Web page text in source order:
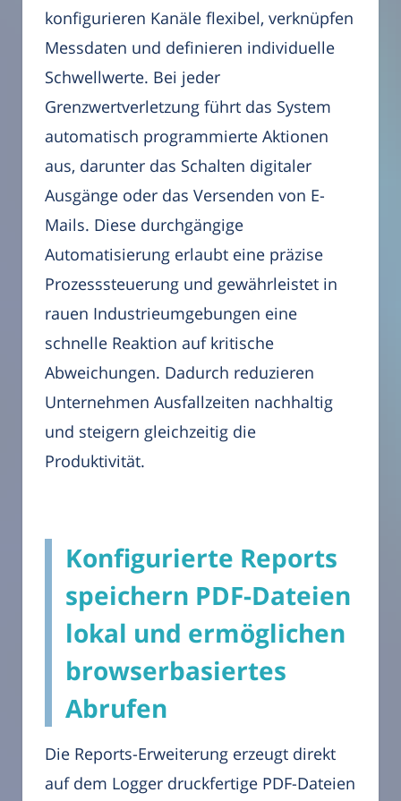
konfigurieren Kanäle flexibel, verknüpfen
Messdaten und definieren individuelle
Schwellwerte. Bei jeder
Grenzwertverletzung führt das System
automatisch programmierte Aktionen
aus, darunter das Schalten digitaler
Ausgänge oder das Versenden von E-
Mails. Diese durchgängige
Automatisierung erlaubt eine präzise
Prozesssteuerung und gewährleistet in
rauen Industrieumgebungen eine
schnelle Reaktion auf kritische
Abweichungen. Dadurch reduzieren
Unternehmen Ausfallzeiten nachhaltig
und steigern gleichzeitig die
Produktivität.
Konfigurierte Reports
speichern PDF-Dateien
lokal und ermöglichen
browserbasiertes
Abrufen
Die Reports-Erweiterung erzeugt direkt
auf dem Logger druckfertige PDF-Dateien